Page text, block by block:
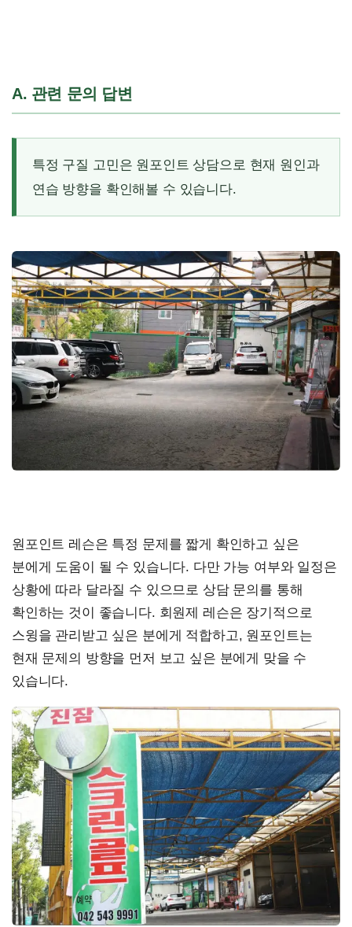
A. 관련 문의 답변
특정 구질 고민은 원포인트 상담으로 현재 원인과
연습 방향을 확인해볼 수 있습니다.
원포인트 레슨은 특정 문제를 짧게 확인하고 싶은
분에게 도움이 될 수 있습니다. 다만 가능 여부와 일정은
상황에 따라 달라질 수 있으므로 상담 문의를 통해
확인하는 것이 좋습니다. 회원제 레슨은 장기적으로
스윙을 관리받고 싶은 분에게 적합하고, 원포인트는
현재 문제의 방향을 먼저 보고 싶은 분에게 맞을 수
있습니다.